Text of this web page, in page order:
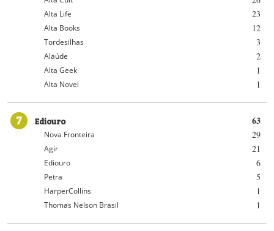
23
Alta Life
12
Alta Books
3
Tordesilhas
2
Alaúde
1
Alta Geek
1
Alta Novel
7 63
Ediouro
29
Nova Fronteira
21
Agir
6
Ediouro
5
Petra
1
HarperCollins
1
Thomas Nelson Brasil